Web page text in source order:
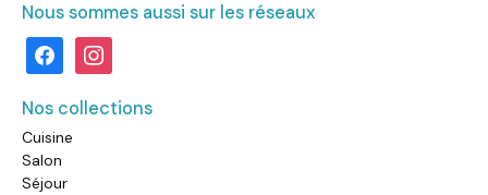
Nous sommes aussi sur les réseaux
facebookinstagram
Nos collections
Cuisine
Salon
Séjour